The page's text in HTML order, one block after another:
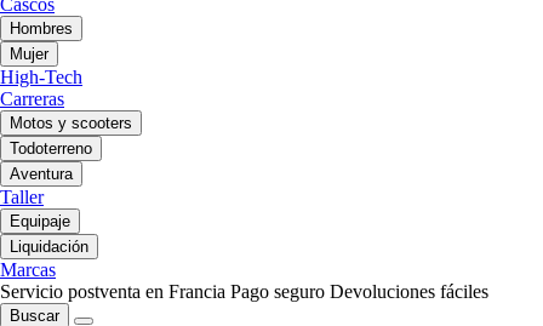
Hombres
Mujer
High-Tech
Carreras
Motos y scooters
Todoterreno
Aventura
Taller
Equipaje
Liquidación
Marcas
Servicio postventa en Francia Pago seguro Devoluciones fáciles
Buscar